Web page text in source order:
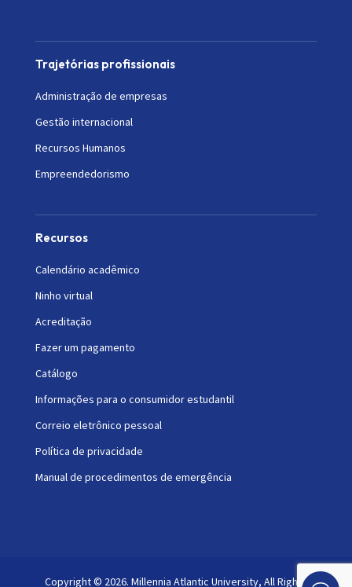
Trajetórias profissionais
Administração de empresas
Gestão internacional
Recursos Humanos
Empreendedorismo
Recursos
Calendário acadêmico
Ninho virtual
Acreditação
Fazer um pagamento
Catálogo
Informações para o consumidor estudantil
Correio eletrônico pessoal
Política de privacidade
Manual de procedimentos de emergência
Copyright © 2026. Millennia Atlantic University, All Rights